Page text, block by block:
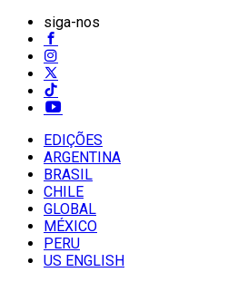
siga-nos
EDIÇÕES
ARGENTINA
BRASIL
CHILE
GLOBAL
MÉXICO
PERU
US ENGLISH